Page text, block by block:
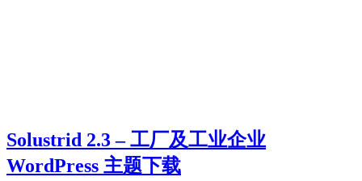
Solustrid 2.3 – 工厂及工业企业
WordPress 主题下载